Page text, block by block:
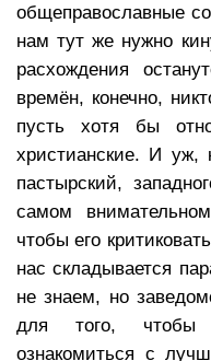
общеправославные
нам тут же нужно
расхождения
времён, конечно,
пусть хотя бы
христианские. И уж,
пастырский,
самом
чтобы его
нас складывается
не знаем, но
для того, чтобы
ознакомиться с